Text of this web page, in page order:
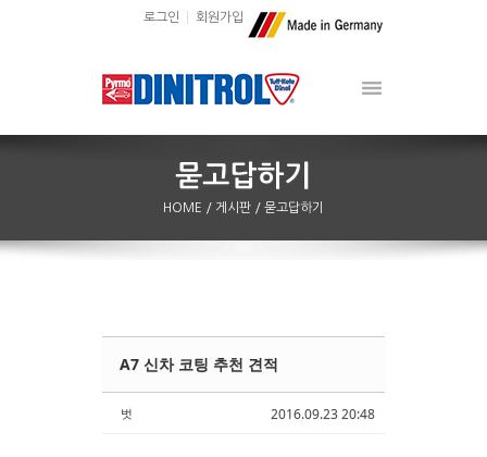
로그인 회원가입
HOME / 게시판 / 묻고답하기
2016.09.23 20:48
A7 신차 코팅 추천 견적
벗
Sketchbook5, 스케치북5
Sketchbook5, 스케치북5